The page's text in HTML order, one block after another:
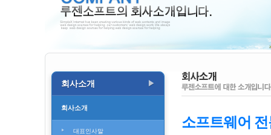
회사소개 ▶
회사소개
대표인사말
소프트웨어